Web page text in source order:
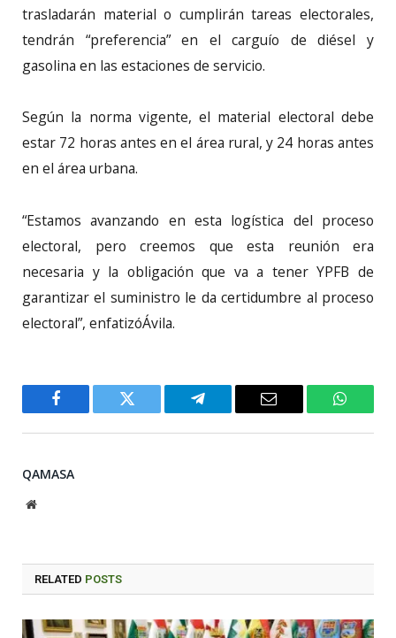
trasladarán material o cumplirán tareas electorales,
tendrán “preferencia” en el carguío de diésel y
gasolina en las estaciones de servicio.
Según la norma vigente, el material electoral debe
estar 72 horas antes en el área rural, y 24 horas antes
en el área urbana.
“Estamos avanzando en esta logística del proceso
electoral, pero creemos que esta reunión era
necesaria y la obligación que va a tener YPFB de
garantizar el suministro le da certidumbre al proceso
electoral”, enfatizóÁvila.
Facebook Twitter Telegram Email
QAMASA
Website
RELATED POSTS